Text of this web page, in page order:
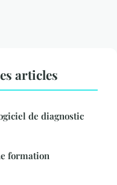
articles
de diagnostic
formation